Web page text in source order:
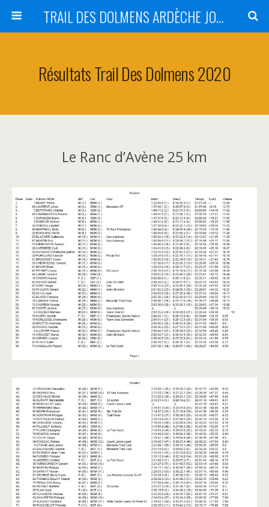
TRAIL DES DOLMENS ARDÈCHE JOYEUSE
Résultats Trail Des Dolmens 2020
Le Ranc d’Avène 25 km